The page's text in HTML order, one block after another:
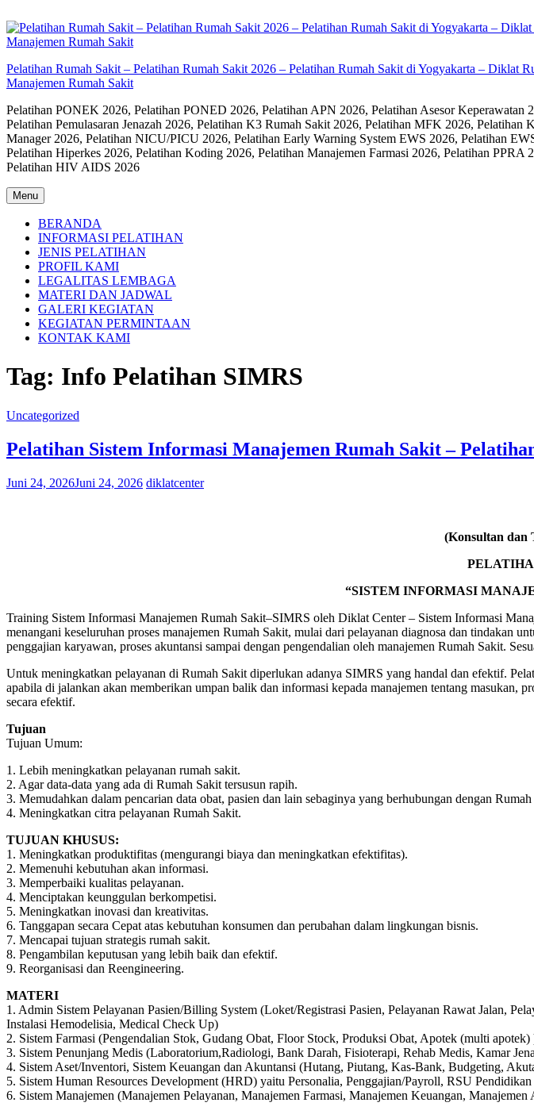
to
content
Pelatihan Rumah Sakit – Pelatihan Rumah Sakit 2026 – Pelatihan Rumah Sakit di Yogyakarta – Diklat
Manajemen Rumah Sakit
Pelatihan PONEK 2026, Pelatihan PONED 2026, Pelatihan APN 2026, Pelatihan Asesor
Pelatihan Pemulasaran Jenazah 2026, Pelatihan K3 Rumah Sakit 2026, Pelatihan MFK 2026,
Manager 2026, Pelatihan NICU/PICU 2026, Pelatihan Early Warning System EWS 2026, Pelatihan
Pelatihan Hiperkes 2026, Pelatihan Koding 2026, Pelatihan Manajemen Farmasi 2026, Pelatihan
Pelatihan HIV AIDS 2026
Menu
BERANDA
INFORMASI PELATIHAN
JENIS PELATIHAN
PROFIL KAMI
LEGALITAS LEMBAGA
MATERI DAN JADWAL
GALERI KEGIATAN
KEGIATAN PERMINTAAN
KONTAK KAMI
Tag: Info Pelatihan SIMRS
Uncategorized
Pelatihan Sistem Informasi Manajemen Rumah Sakit –
Juni 24, 2026Juni 24, 2026 diklatcenter
(Konsultan dan
“SISTEM INFORMASI
Training Sistem Informasi Manajemen Rumah Sakit–SIMRS oleh Diklat Center – Sistem Informasi
menangani keseluruhan proses manajemen Rumah Sakit, mulai dari pelayanan diagnosa dan tindakan
penggajian karyawan, proses akuntansi sampai dengan pengendalian oleh manajemen Rumah Sakit.
Untuk meningkatkan pelayanan di Rumah Sakit diperlukan adanya SIMRS yang handal dan efektif.
apabila di jalankan akan memberikan umpan balik dan informasi kepada manajemen tentang masukan,
secara efektif.
Tujuan
Tujuan Umum:
1. Lebih meningkatkan pelayanan rumah sakit.
2. Agar data-data yang ada di Rumah Sakit tersusun rapih.
3. Memudahkan dalam pencarian data obat, pasien dan lain sebaginya yang berhubungan dengan
4. Meningkatkan citra pelayanan Rumah Sakit.
TUJUAN KHUSUS:
1. Meningkatkan produktifitas (mengurangi biaya dan meningkatkan efektifitas).
2. Memenuhi kebutuhan akan informasi.
3. Memperbaiki kualitas pelayanan.
4. Menciptakan keunggulan berkompetisi.
5. Meningkatkan inovasi dan kreativitas.
6. Tanggapan secara Cepat atas kebutuhan konsumen dan perubahan dalam lingkungan bisnis.
7. Mencapai tujuan strategis rumah sakit.
8. Pengambilan keputusan yang lebih baik dan efektif.
9. Reorganisasi dan Reengineering.
MATERI
1. Admin Sistem Pelayanan Pasien/Billing System (Loket/Registrasi Pasien, Pelayanan Rawat Jalan,
Instalasi Hemodelisia, Medical Check Up)
2. Sistem Farmasi (Pengendalian Stok, Gudang Obat, Floor Stock, Produksi Obat, Apotek (multi apotek)
3. Sistem Penunjang Medis (Laboratorium,Radiologi, Bank Darah, Fisioterapi, Rehab Medis, Kamar
4. Sistem Aset/Inventori, Sistem Keuangan dan Akuntansi (Hutang, Piutang, Kas-Bank, Budgeting,
5. Sistem Human Resources Development (HRD) yaitu Personalia, Penggajian/Payroll, RSU Pendidikan
6. Sistem Manajemen (Manajemen Pelayanan, Manajemen Farmasi, Manajemen Keuangan, Manajemen